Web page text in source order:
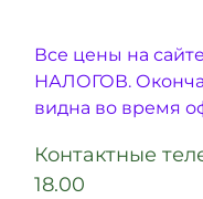
Все цены на
НАЛОГОВ.
видна во время
Контактные
18.00